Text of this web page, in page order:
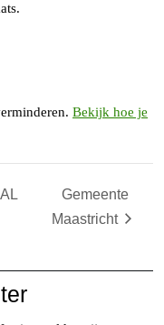
Bekijk hoe je
Gemeente
Maastricht